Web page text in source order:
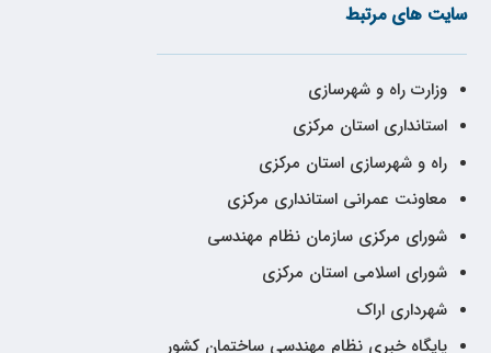
سایت های مرتبط
وزارت راه و شهرسازی
استانداری استان مرکزی
راه و شهرسازی استان مرکزی
معاونت عمرانی استانداری مرکزی
شورای مرکزی سازمان نظام مهندسی
شورای اسلامی استان مرکزی
شهرداری اراک
پایگاه خبری نظام مهندسی ساختمان کشور